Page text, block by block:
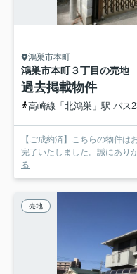
鴻巣市本町
鴻巣市本町３丁目の売地
過去掲載物件
高崎線「北鴻巣」駅 バス23分
【ご成約済】こちらの物件
完了いたしました。誠にあり
る
売地